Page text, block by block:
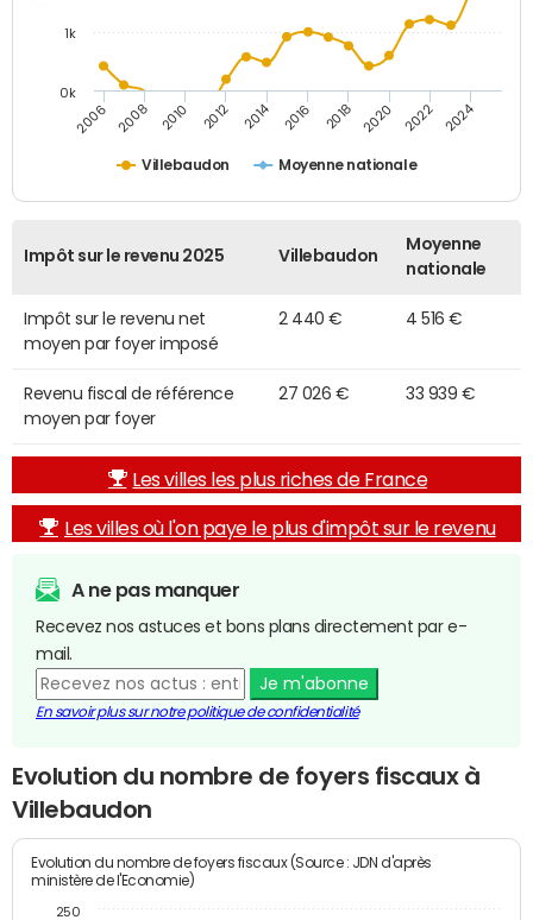
Villebaudon Moyenne nationale
2006 2008 2010 2012 2014 2016 2018 2020 2022 2024
0k
1k
Impôt sur le revenu 2025 Villebaudon
Moyenne
nationale
Impôt sur le revenu net
moyen par foyer imposé
2 440 € 4 516 €
Revenu fiscal de référence
moyen par foyer
27 026 € 33 939 €
Les villes les plus riches de France
Les villes où l'on paye le plus d'impôt sur le revenu
A ne pas manquer
Recevez nos astuces et bons plans directement par e-
mail.
Je m'abonne
En savoir plus sur notre politique de confidentialité
Evolution du nombre de foyers fiscaux à
Villebaudon
Evolution du nombre de foyers fiscaux (Source : JDN d'après
ministère de l'Economie)
250